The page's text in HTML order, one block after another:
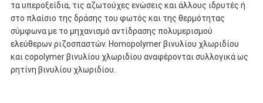
τα υπεροξείδια, τις αζωτούχες ενώσεις και άλλους ιδρυτές ή
στο πλαίσιο της δράσης του φωτός και της θερμότητας
σύμφωνα με το μηχανισμό αντίδρασης πολυμερισμού
ελεύθερων ριζοσπαστών. Homopolymer βινυλίου χλωριδίου
και copolymer βινυλίου χλωριδίου αναφέρονται συλλογικά ως
ρητίνη βινυλίου χλωριδίου.